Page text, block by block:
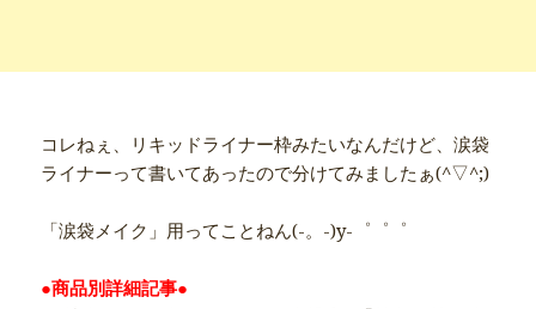
コレねぇ、リキッドライナー枠みたいなんだけど、涙袋
ライナーって書いてあったので分けてみましたぁ(^▽^;)
「涙袋メイク」用ってことねん(-。-)y-゜゜゜